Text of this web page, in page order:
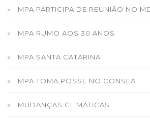
MPA PARTICIPA DE REUNIÃO NO
MPA RUMO AOS 30 ANOS
MPA SANTA CATARINA
MPA TOMA POSSE NO CONSEA
MUDANÇAS CLIMÁTICAS